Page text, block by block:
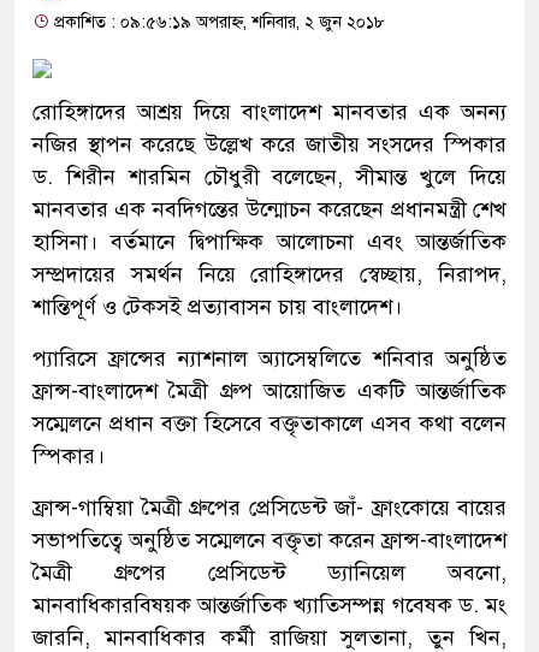
প্রকাশিত : ০৯:৫৬:১৯ অপরাহ্ন, শনিবার, ২ জুন ২০১৮
রোহিঙ্গাদের আশ্রয় দিয়ে বাংলাদেশ মানবতার এক অনন্য
নজির স্থাপন করেছে উল্লেখ করে জাতীয় সংসদের স্পিকার
ড. শিরীন শারমিন চৌধুরী বলেছেন, সীমান্ত খুলে দিয়ে
মানবতার এক নবদিগন্তের উন্মোচন করেছেন প্রধানমন্ত্রী শেখ
হাসিনা। বর্তমানে দ্বিপাক্ষিক আলোচনা এবং আন্তর্জাতিক
সম্প্রদায়ের সমর্থন নিয়ে রোহিঙ্গাদের স্বেচ্ছায়, নিরাপদ,
শান্তিপূর্ণ ও টেকসই প্রত্যাবাসন চায় বাংলাদেশ।
প্যারিসে ফ্রান্সের ন্যাশনাল অ্যাসেম্বলিতে শনিবার অনুষ্ঠিত
ফ্রান্স-বাংলাদেশ মৈত্রী গ্রুপ আয়োজিত একটি আন্তর্জাতিক
সম্মেলনে প্রধান বক্তা হিসেবে বক্তৃতাকালে এসব কথা বলেন
স্পিকার।
ফ্রান্স-গাম্বিয়া মৈত্রী গ্রুপের প্রেসিডেন্ট জাঁ- ফ্রাংকোয়ে বায়ের
সভাপতিত্বে অনুষ্ঠিত সম্মেলনে বক্তৃতা করেন ফ্রান্স-বাংলাদেশ
মৈত্রী গ্রুপের প্রেসিডেন্ট ড্যানিয়েল অবনো,
মানবাধিকারবিষয়ক আন্তর্জাতিক খ্যাতিসম্পন্ন গবেষক ড. মং
জারনি, মানবাধিকার কর্মী রাজিয়া সুলতানা, তুন খিন,